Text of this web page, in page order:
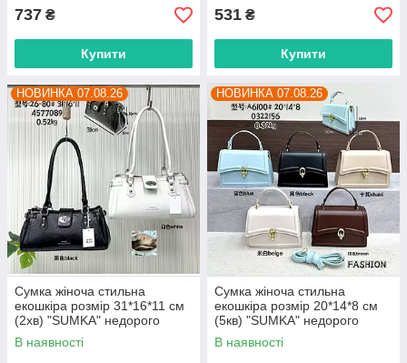
737 ₴
Купити
531 ₴
Купити
НОВИНКА 07.08.26
Сумка жіноча стильна
екошкіра розмір 31*16*11 см
(2хв) "SUMKA" недорого
гуртом від прямого
постачальника
В наявності
НОВИНКА 07.08.26
Сумка жіноча стильна
екошкіра розмір 20*14*8 см
(5кв) "SUMKA" недорого
гуртом від прямого
постачальника
В наявності